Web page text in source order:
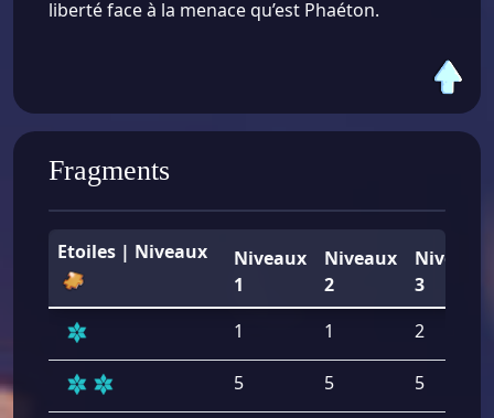
liberté face à la menace qu’est Phaéton.
Fragments
Etoiles | Niveaux
Niveaux
1
Niveaux
2
Niveaux
3
1
1 2
5 5 5